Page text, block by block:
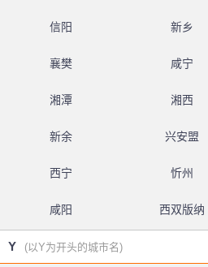
信阳 新乡
襄樊 咸宁
湘潭 湘西
新余 兴安盟
西宁 忻州
咸阳 西双版纳
Y (以Y为开头的城市名)